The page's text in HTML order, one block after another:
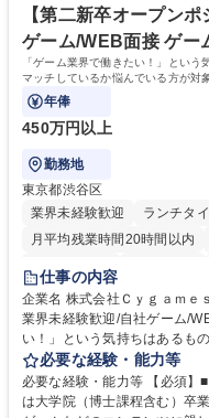
休日125日
【第二新卒オープン
ゲーム/WEB面接 ゲー
「ゲーム業界で働きたい！」とい
マッチしているか悩んでいる方が対
年俸
450万円以上
勤務地
東京都渋谷区
業界未経験歓迎
ランチタ
月平均残業時間20時間以内
住宅手当あり
交通費支給
土日祝休み
食事補助あり
仕事の内容
企業名 株式会社Ｃｙｇａｍｅｓ 求人名 【第二新卒オープンポジション】
業界未経験歓迎/自社ゲーム/WEB面接 仕事の内容 「ゲーム
い！」という気持ちはあるも
しているか悩んでいる方が対象となります！ 総合
アナリストなど）、技術職（
ど）、デザイン職（デザイナ
必要な経験・能力等
必要な経験・能力等 【必須
は大学院（博士課程含む）卒